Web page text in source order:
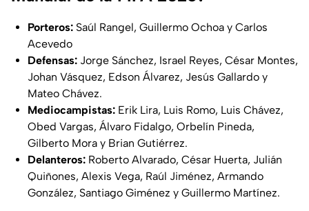
Porteros: Saúl Rangel, Guillermo Ochoa y Carlos
Acevedo
Defensas: Jorge Sánchez, Israel Reyes, César Montes,
Johan Vásquez, Edson Álvarez, Jesús Gallardo y
Mateo Chávez.
Mediocampistas: Erik Lira, Luis Romo, Luis Chávez,
Obed Vargas, Álvaro Fidalgo, Orbelín Pineda,
Gilberto Mora y Brian Gutiérrez.
Delanteros: Roberto Alvarado, César Huerta, Julián
Quiñones, Alexis Vega, Raúl Jiménez, Armando
González, Santiago Giménez y Guillermo Martínez.